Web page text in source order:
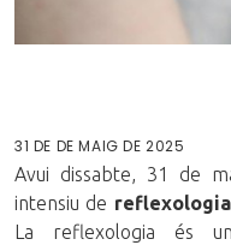
31 DE DE MAIG DE 2025
Avui dissabte, 31 de
intensiu de
La reflexologia és